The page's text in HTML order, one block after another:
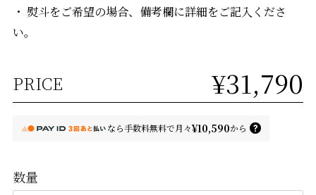
・ 熨斗をご希望の場合、備考欄に詳細をご記入くださ
い。
PRICE ¥31,790
なら手数料無料で月々¥10,590から
数量